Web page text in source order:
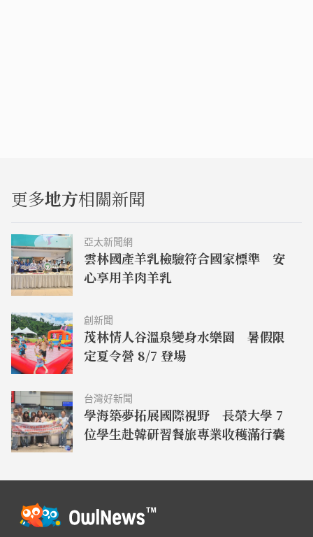
更多地方相關新聞
亞太新聞網
雲林國產羊乳檢驗符合國家標準 安
心享用羊肉羊乳
創新聞
茂林情人谷溫泉變身水樂園 暑假限
定夏令營 8/7 登場
台灣好新聞
學海築夢拓展國際視野 長榮大學 7
位學生赴韓研習餐旅專業收穫滿行囊